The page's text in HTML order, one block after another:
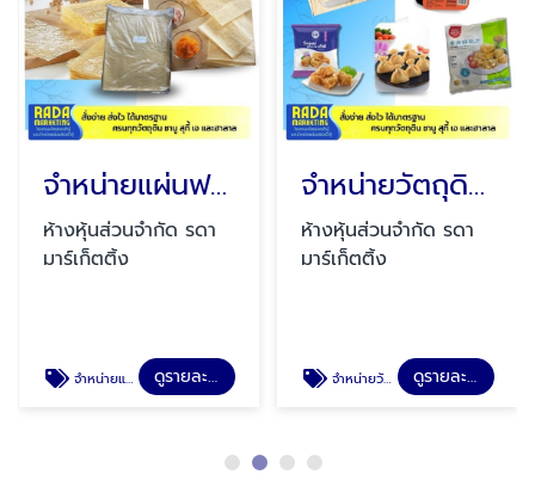
จำหน่ายแผ่นฟองเต้าหู้
ห้างหุ้นส่วนจำกัด รดา
มาร์เก็ตติ้ง
จำหน่ายแผ่นฟองเต้าหู้ ดูรายละเอียด
จำหน่ายวัตถุดิบชาบู
ห้างหุ้นส่วนจำกัด รดา
มาร์เก็ตติ้ง
จำหน่ายวัตถุดิบชาบู ดูรายละเอียด